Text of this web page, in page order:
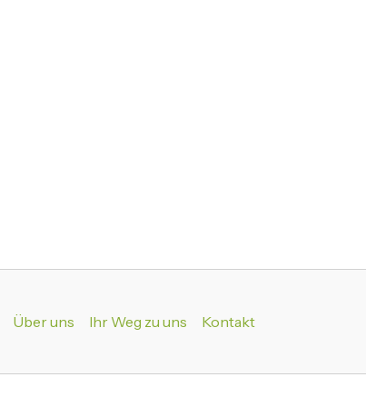
Über uns Ihr Weg zu uns Kontakt